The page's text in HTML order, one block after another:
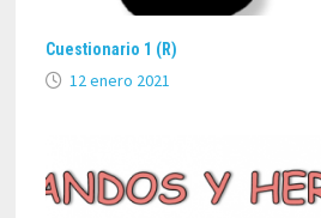
Cuestionario 1 (R)
12 enero 2021